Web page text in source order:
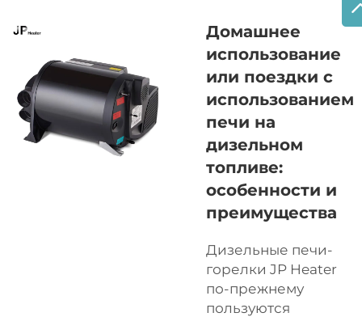
Домашнее
использование
или поездки с
использованием
печи на
дизельном
топливе:
особенности и
преимущества
Дизельные печи-
горелки JP Heater
по-прежнему
пользуются